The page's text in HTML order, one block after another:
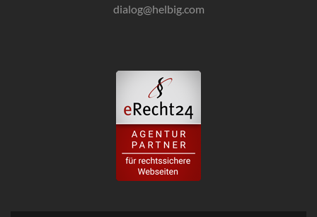
dialog@helbig.com